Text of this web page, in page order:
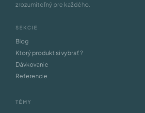
zrozumiteľný pre každého.
SEKCIE
Blog
Ktorý produkt si vybrať ?
Dávkovanie
Referencie
TÉMY